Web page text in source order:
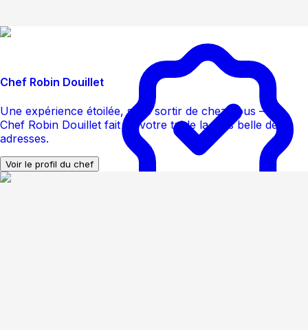
Chef Robin Douillet
Une expérience étoilée, sans sortir de chez vous — le
Chef Robin Douillet fait de votre table la plus belle des
adresses.
Voir le profil du chef